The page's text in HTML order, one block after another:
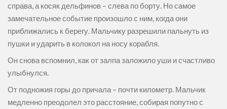
справа, а косяк дельфинов – слева по борту. Но самое
замечательное событие произошло с ним, когда они
приближались к берегу. Мальчику разрешили пальнуть из
пушки и ударить в колокол на носу корабля.
Он снова вспомнил, как от залпа заложило уши и счастливо
улыбнулся.
От подножия горы до причала – почти километр. Мальчик
медленно преодолел это расстояние, собирая попутно с